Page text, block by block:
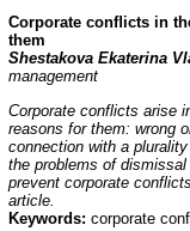
Corporate conﬂ icts in
them
Shestakova Ekaterina
management
Corporate conflicts arise
reasons for them: wrong
connection with a
the problems of
prevent corporate
article.
Keywords: corporate